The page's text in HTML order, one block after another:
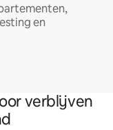
en
verblijven